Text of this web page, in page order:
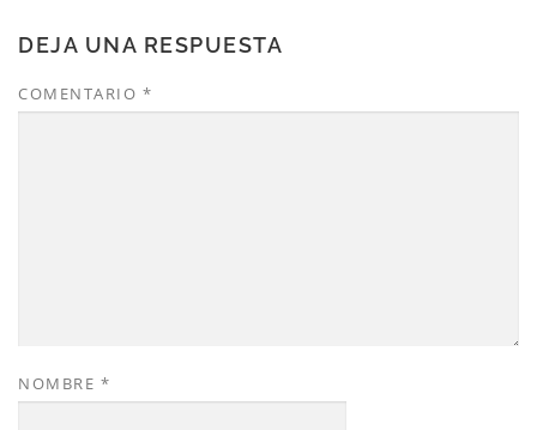
DEJA UNA RESPUESTA
COMENTARIO *
NOMBRE *